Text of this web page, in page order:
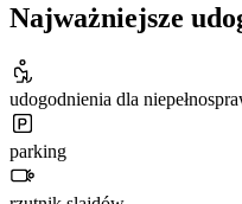
Najważniejsze
udogodnienia dla
parking